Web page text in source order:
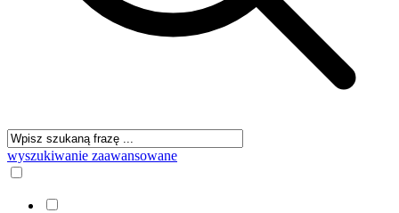
wyszukiwanie zaawansowane